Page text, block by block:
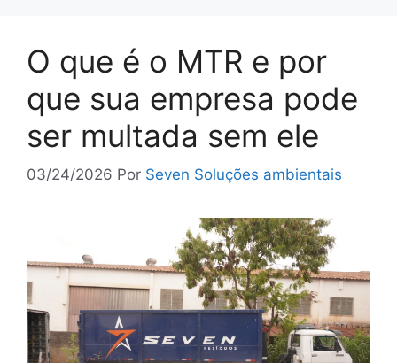
O que é o MTR e por
que sua empresa pode
ser multada sem ele
03/24/2026 Por Seven Soluções ambientais